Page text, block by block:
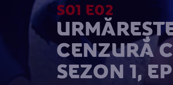
S01 E02
CENZURĂ
SEZON 1,